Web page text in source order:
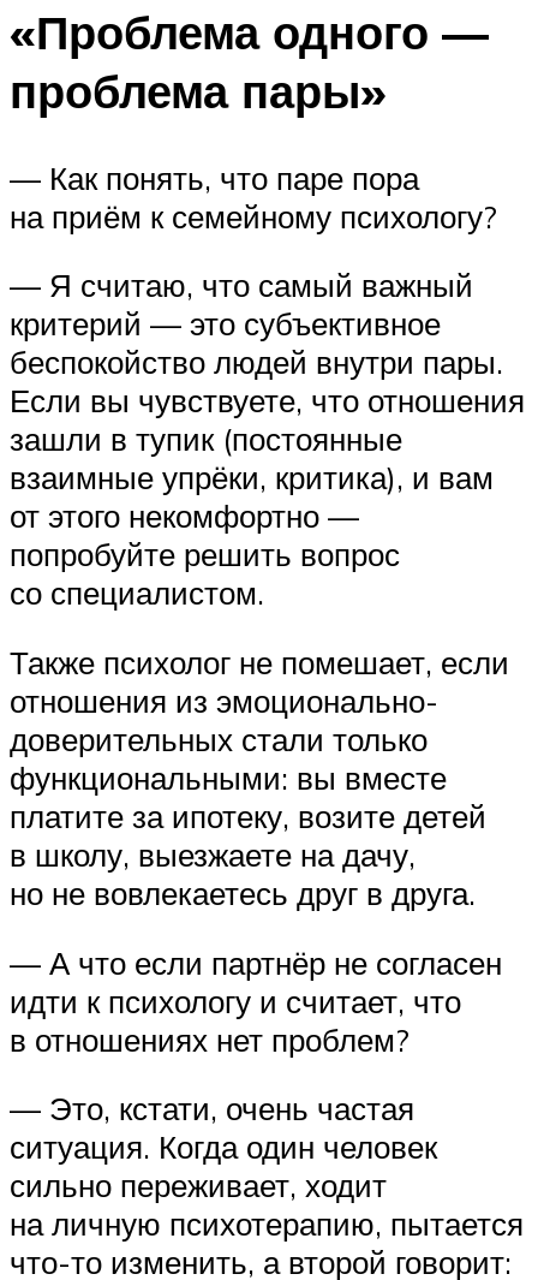
«Проблема одного —
проблема пары»
— Как понять, что паре пора
на приём к семейному психологу?
— Я считаю, что самый важный
критерий — это субъективное
беспокойство людей внутри пары.
Если вы чувствуете, что отношения
зашли в тупик (постоянные
взаимные упрёки, критика), и вам
от этого некомфортно —
попробуйте решить вопрос
со специалистом.
Также психолог не помешает, если
отношения из эмоционально-
доверительных стали только
функциональными: вы вместе
платите за ипотеку, возите детей
в школу, выезжаете на дачу,
но не вовлекаетесь друг в друга.
— А что если партнёр не согласен
идти к психологу и считает, что
в отношениях нет проблем?
— Это, кстати, очень частая
ситуация. Когда один человек
сильно переживает, ходит
на личную психотерапию, пытается
что-то изменить, а второй говорит: